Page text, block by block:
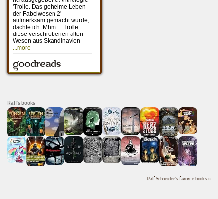
Ralf's books
Ralf Schneider's favorite books »